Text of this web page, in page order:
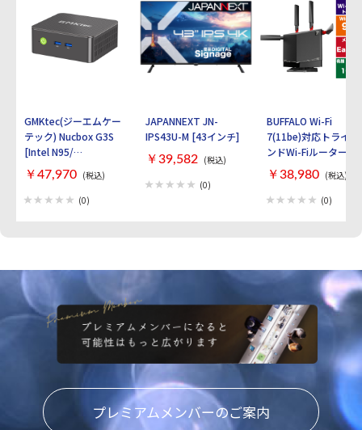
GMKtec(ジーエムケー
テック) Nucbox G3S
[Intel N95/
RAM:16GB/
SSD:512GB/ Windows
11 Pro]
￥47,970 (税込)
(0)
JAPANNEXT JN-
IPS43U-M [43インチ]
￥39,582 (税込)
(0)
BUFFALO Wi-Fi
7(11be)対応トライバ
ンドWi-Fiルーター
AirStation
WXR9300BE6P [ブラ
ック]
￥38,980 (税込)
(0)
プレミアムメンバーのご案内